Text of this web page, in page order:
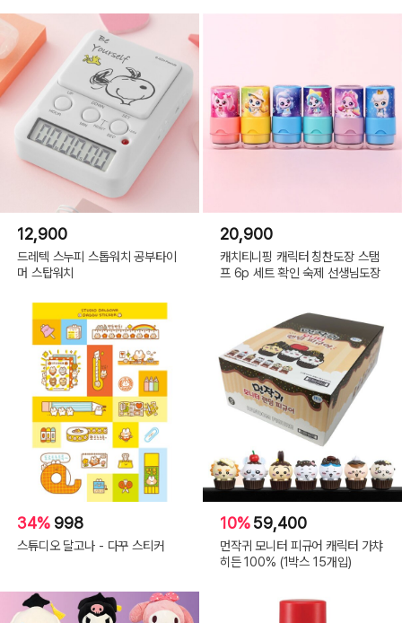
12,900
드레텍 스누피 스톱워치 공부타이
머 스탑워치
20,900
캐치티니핑 캐릭터 칭찬도장 스탬
프 6p 세트 확인 숙제 선생님도장
34% 998
스튜디오 달고나 - 다꾸 스티커
10%59,400
먼작귀 모니터 피규어 캐릭터 가챠
히든 100% (1박스 15개입)